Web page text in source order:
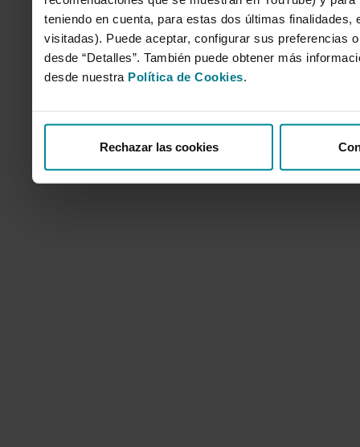
teniendo en cuenta, para estas dos últimas
visitadas). Puede aceptar, configurar sus preferencias
desde “Detalles”. También puede obtener más
desde nuestra Política de Cookies
Rechazar las cookies